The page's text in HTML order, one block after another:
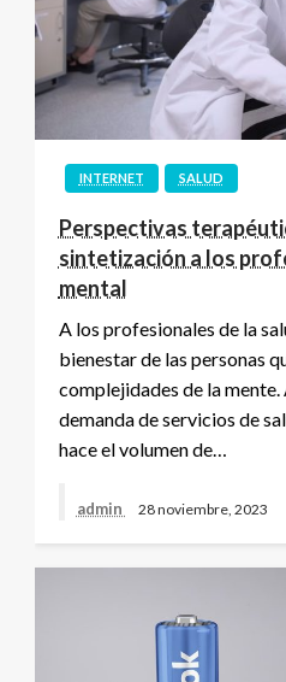
INTERNET SALUD
Perspectivas
sintetización a los
mental
A los profesionales de la
bienestar de las personas
complejidades de la
demanda de servicios de
hace el volumen de…
admin 28 noviembre, 2023